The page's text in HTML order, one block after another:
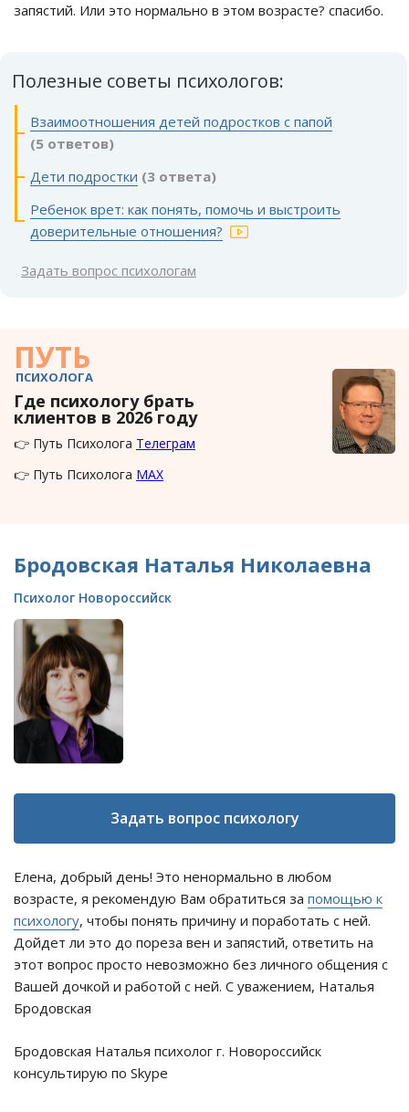
запястий. Или это нормально в этом возрасте? спасибо.
Полезные советы психологов:
Взаимоотношения детей подростков с папой
(5 ответов)
Дети подростки (3 ответа)
Ребенок врет: как понять, помочь и выстроить
доверительные отношения?
Задать вопрос психологам
ПУТЬ
ПСИХОЛОГА
Где психологу брать
клиентов в 2026 году
👉 Путь Психолога Телеграм
👉 Путь Психолога MAX
Бродовская Наталья Николаевна
Психолог Новороссийск
Задать вопрос психологу
Елена, добрый день! Это ненормально в любом
возрасте, я рекомендую Вам обратиться за помощью к
психологу, чтобы понять причину и поработать с ней.
Дойдет ли это до пореза вен и запястий, ответить на
этот вопрос просто невозможно без личного общения с
Вашей дочкой и работой с ней. С уважением, Наталья
Бродовская
Бродовская Наталья психолог г. Новороссийск
консультирую по Skype